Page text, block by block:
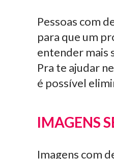
Pessoas com
para que um
entender mais
Pra te ajudar
é possível
IMAGENS
Imagens com